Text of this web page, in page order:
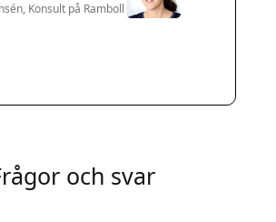
Konsult på Ramboll
och svar